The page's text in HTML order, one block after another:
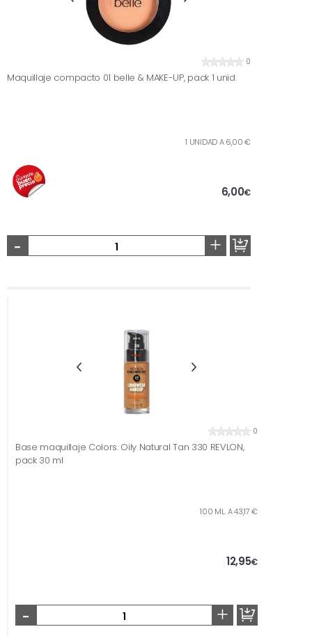
0
Maquillaje compacto 01 belle & MAKE-UP, pack 1 unid.
1 UNIDAD A 6,00 €
6,00€
- +
0
Base maquillaje Colors. Oily Natural Tan 330 REVLON,
pack 30 ml
100 ML. A 43,17 €
12,95€
- +